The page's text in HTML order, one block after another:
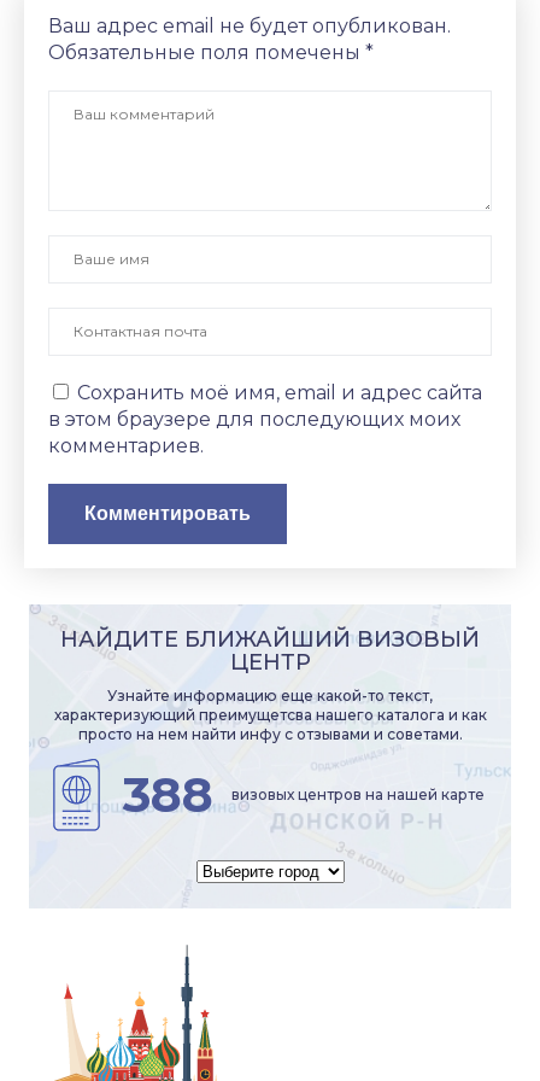
Ваш адрес email не будет опубликован.
Обязательные поля помечены *
Сохранить моё имя, email и адрес сайта
в этом браузере для последующих моих
комментариев.
НАЙДИТЕ БЛИЖАЙШИЙ ВИЗОВЫЙ
ЦЕНТР
Узнайте информацию еще какой-то текст,
характеризующий преимущетсва нашего каталога и как
просто на нем найти инфу с отзывами и советами.
388 визовых центров на нашей карте